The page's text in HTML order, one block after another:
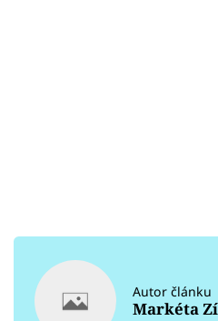
Autor článku
Markéta